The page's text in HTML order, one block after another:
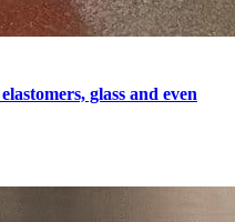
glass and even